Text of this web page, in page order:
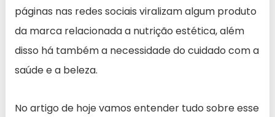
páginas nas redes sociais viralizam algum produto
da marca relacionada a nutrição estética, além
disso há também a necessidade do cuidado com a
saúde e a beleza.
No artigo de hoje vamos entender tudo sobre esse